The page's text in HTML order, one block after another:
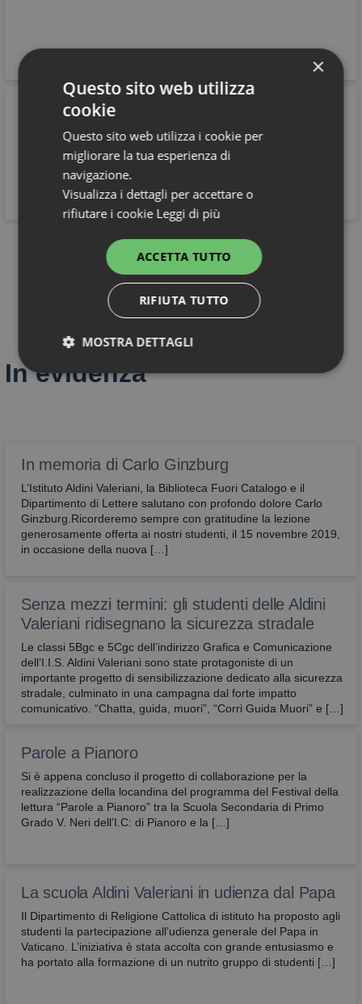
Pubblicazione calendario dei corsi di recupero
estivi – A.S. 2025/2026
Si informano le famiglie e gli studenti interessati che nel
registro elettronico sono disponibili i calendari relativi ai corsi di
recupero estivi.
Vedi tutti
In evidenza
In memoria di Carlo Ginzburg
L’Istituto Aldini Valeriani, la Biblioteca Fuori Catalogo e il
Dipartimento di Lettere salutano con profondo dolore Carlo
Ginzburg.Ricorderemo sempre con gratitudine la lezione
generosamente offerta ai nostri studenti, il 15 novembre 2019,
in occasione della nuova […]
Senza mezzi termini: gli studenti delle Aldini
Valeriani ridisegnano la sicurezza stradale
Le classi 5Bgc e 5Cgc dell’indirizzo Grafica e Comunicazione
dell’I.I.S. Aldini Valeriani sono state protagoniste di un
importante progetto di sensibilizzazione dedicato alla sicurezza
stradale, culminato in una campagna dal forte impatto
comunicativo. “Chatta, guida, muori”, “Corri Guida Muori” e […]
Parole a Pianoro
Si è appena concluso il progetto di collaborazione per la
realizzazione della locandina del programma del Festival della
lettura “Parole a Pianoro” tra la Scuola Secondaria di Primo
Grado V. Neri dell’I.C: di Pianoro e la […]
La scuola Aldini Valeriani in udienza dal Papa
Il Dipartimento di Religione Cattolica di istituto ha proposto agli
studenti la partecipazione all’udienza generale del Papa in
Vaticano. L’iniziativa è stata accolta con grande entusiasmo e
ha portato alla formazione di un nutrito gruppo di studenti […]
×
Questo sito web utilizza
cookie
Questo sito web utilizza i cookie per
migliorare la tua esperienza di
navigazione.
Visualizza i dettagli per accettare o
rifiutare i cookie Leggi di più
ACCETTA TUTTO
RIFIUTA TUTTO
MOSTRA DETTAGLI
Tecnici Performance Profilazione
Tecnici Performance
Sono i cookie che servono a effettuare la
navigazione o fornire un servizio richiesto
dall’utente. Non vengono utilizzati per scopi ulteriori
e sono normalmente installati direttamente dal
titolare del sito web. Senza il ricorso a tali cookie,
alcune operazioni non potrebbero essere compiute
o sarebbero più complesse e/o meno sicure, come
ad esempio le attività di home banking
(visualizzazione dell’estratto conto, bonifici,
l’identificazione dell’utente nell’ambito della
sessione, risultano indispensabili.
Nome
Provider/
Dominio
Scadenza Descrizione
CookieScriptConsent
CookieScript
ricordare le
preferenze
consenso
cookie dei
visitatori. È
necessario
il banner dei
cookie di